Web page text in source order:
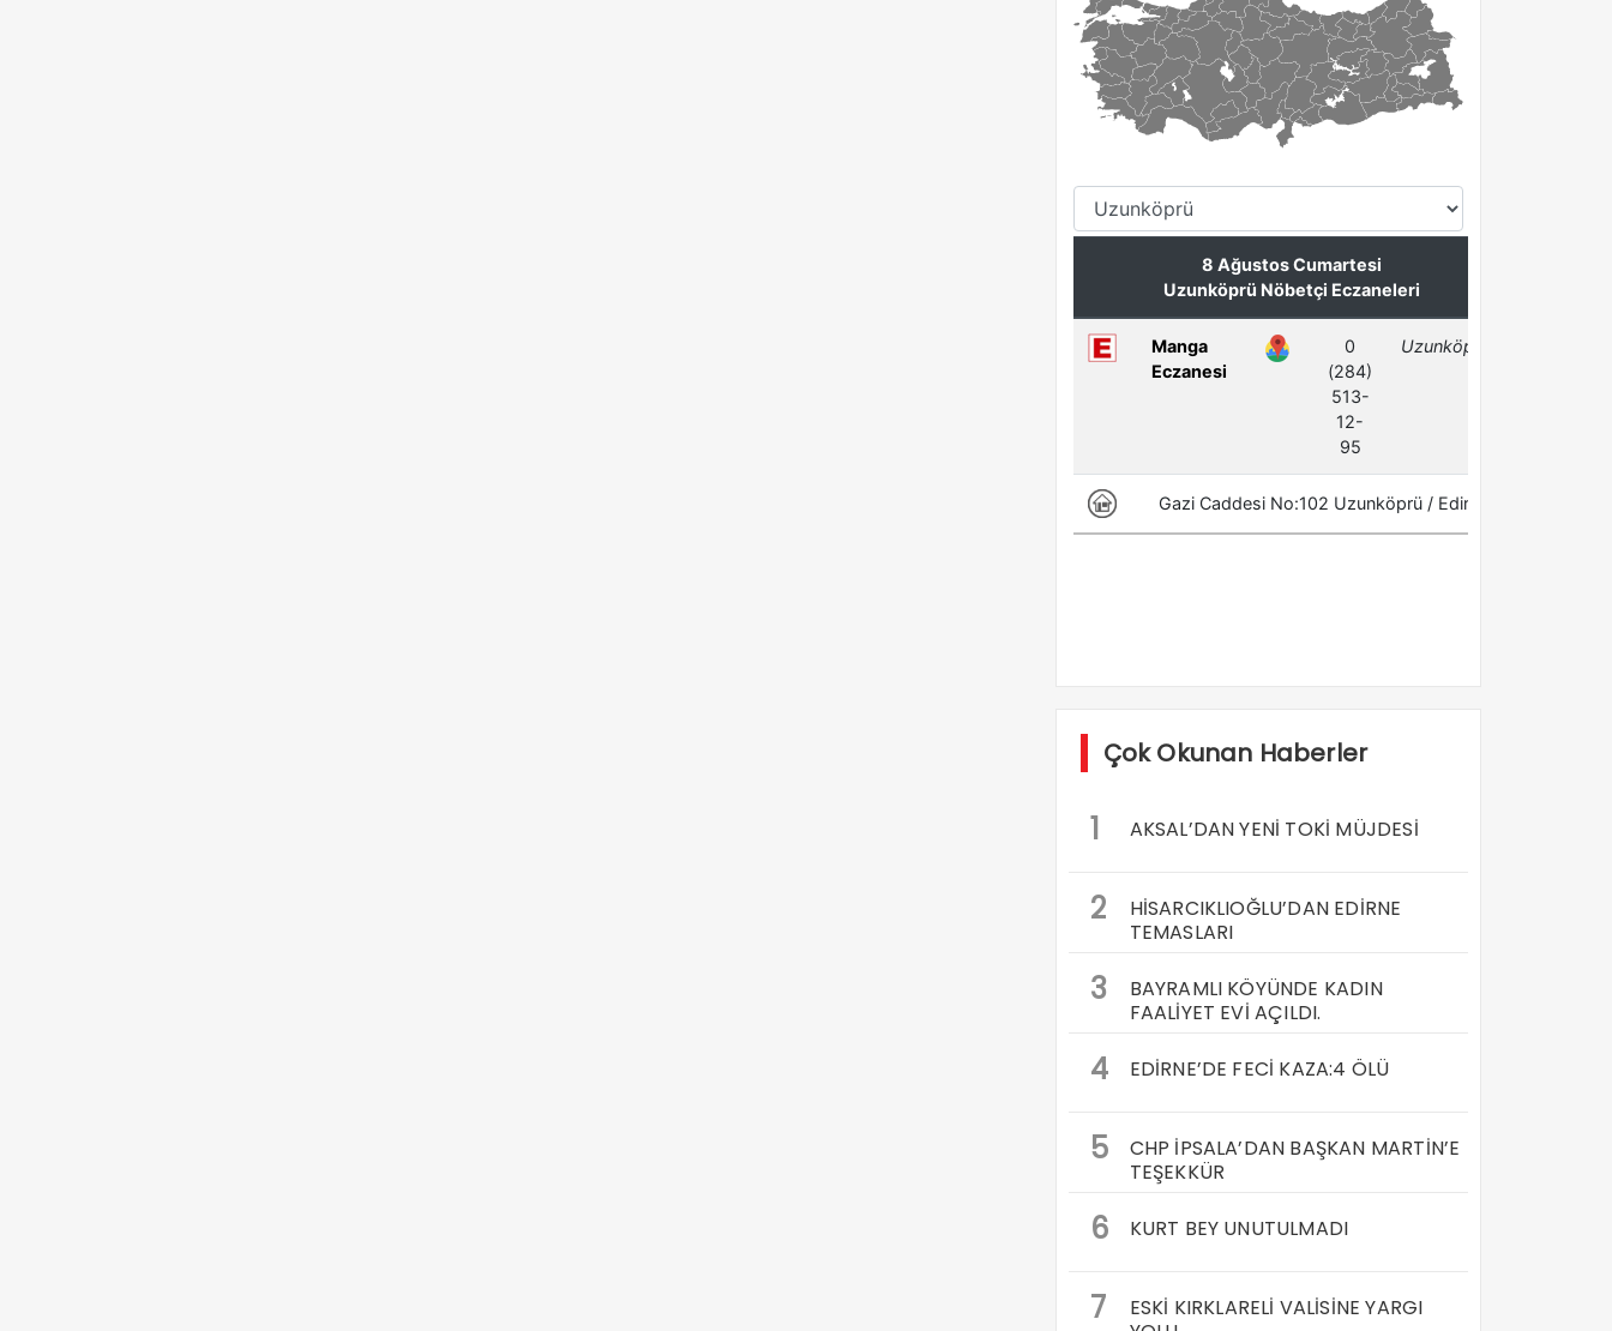
Çok Okunan Haberler
1 AKSAL’DAN YENİ TOKİ MÜJDESİ
2
HİSARCIKLIOĞLU’DAN EDİRNE
TEMASLARI
3
BAYRAMLI KÖYÜNDE KADIN
FAALİYET EVİ AÇILDI.
4 EDİRNE’DE FECİ KAZA:4 ÖLÜ
5
CHP İPSALA’DAN BAŞKAN MARTİN’E
TEŞEKKÜR
6 KURT BEY UNUTULMADI
7
ESKİ KIRKLARELİ VALİSİNE YARGI